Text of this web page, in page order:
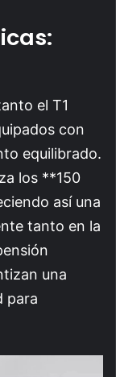
el T1
con
equilibrado.
los **150
así una
tanto en la
una
para